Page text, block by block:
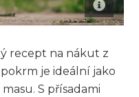
recept ⁤na⁣ nákut‌ z‍
je ideální jako
S přísadami